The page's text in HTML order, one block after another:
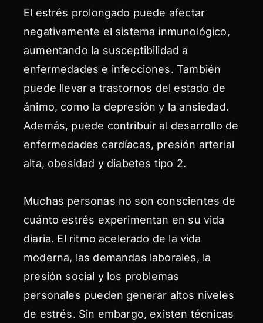
El estrés prolongado puede afectar
negativamente el sistema inmunológico,
aumentando la susceptibilidad a
enfermedades e infecciones. También
puede llevar a trastornos del estado de
ánimo, como la depresión y la ansiedad.
Además, puede contribuir al desarrollo de
enfermedades cardíacas, presión arterial
alta, obesidad y diabetes tipo 2.
Muchas personas no son conscientes de
cuánto estrés experimentan en su vida
diaria. El ritmo acelerado de la vida
moderna, las demandas laborales, la
presión social y los problemas
personales pueden generar altos niveles
de estrés. Sin embargo, existen técnicas